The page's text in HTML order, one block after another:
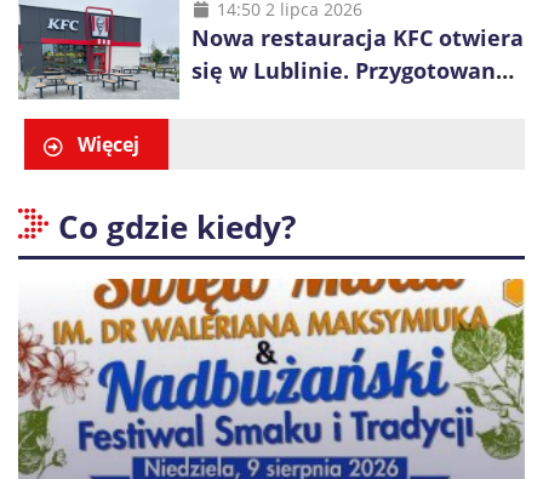
14:50 2 lipca 2026
Nowa restauracja KFC otwiera
się w Lublinie. Przygotowano
Więcej
Co gdzie kiedy?